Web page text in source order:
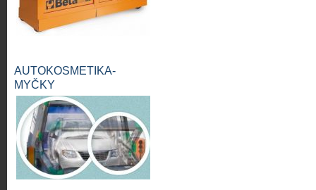
AUTOKOSMETIKA-
MYČKY